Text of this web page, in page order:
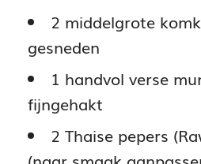
2 middelgrote
gesneden
1 handvol verse
fijngehakt
2 Thaise pepers